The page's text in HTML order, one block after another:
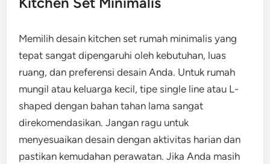
Memilih desain kitchen set rumah minimalis yang
tepat sangat dipengaruhi oleh kebutuhan, luas
ruang, dan preferensi desain Anda. Untuk rumah
mungil atau keluarga kecil, tipe single line atau L-
shaped dengan bahan tahan lama sangat
direkomendasikan. Jangan ragu untuk
menyesuaikan desain dengan aktivitas harian dan
pastikan kemudahan perawatan. Jika Anda masih